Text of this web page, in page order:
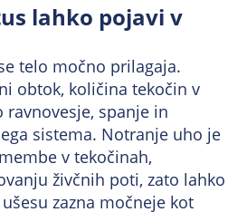
lahko pojavi v
telo močno prilagaja.
obtok, količina tekočin v
spanje in
sistema. Notranje uho je
v tekočinah,
živčnih poti, zato lahko
zazna močneje kot